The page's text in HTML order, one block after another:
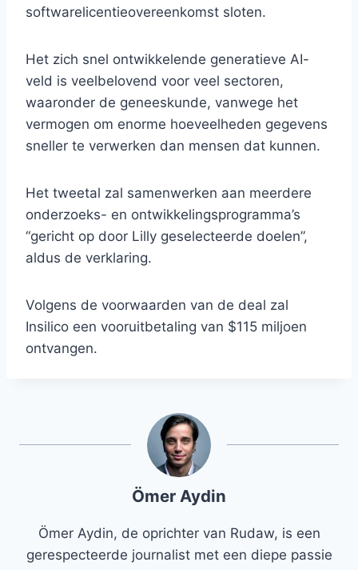
softwarelicentieovereenkomst sloten.
Het zich snel ontwikkelende generatieve AI-
veld is veelbelovend voor veel sectoren,
waaronder de geneeskunde, vanwege het
vermogen om enorme hoeveelheden gegevens
sneller te verwerken dan mensen dat kunnen.
Het tweetal zal samenwerken aan meerdere
onderzoeks- en ontwikkelingsprogramma’s
“gericht op door Lilly geselecteerde doelen”,
aldus de verklaring.
Volgens de voorwaarden van de deal zal
Insilico een vooruitbetaling van $115 miljoen
ontvangen.
Ömer Aydin
Ömer Aydin, de oprichter van Rudaw, is een
gerespecteerde journalist met een diepe passie